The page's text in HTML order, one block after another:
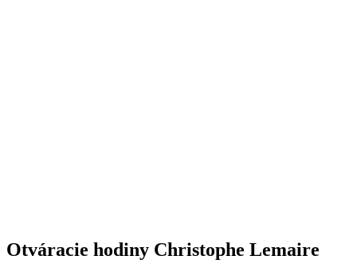
Otváracie hodiny Christophe Lemaire